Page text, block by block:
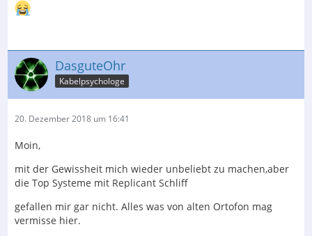
DasguteOhr
Kabelpsychologe
20. Dezember 2018 um 16:41
Moin,
mit der Gewissheit mich wieder unbeliebt zu machen,aber
die Top Systeme mit Replicant Schliff
gefallen mir gar nicht. Alles was von alten Ortofon mag
vermisse hier.